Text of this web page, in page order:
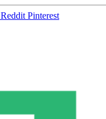
Reddit Pinterest